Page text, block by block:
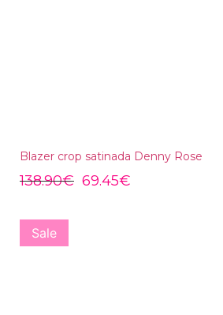
Blazer crop satinada Denny Rose
138.90€ 69.45€
Sale